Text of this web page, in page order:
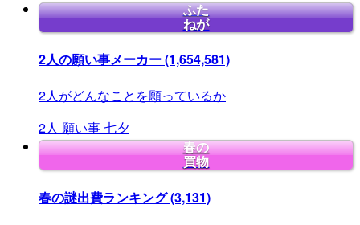
ふた
ねが
2人の願い事メーカー(1,654,581)
2人がどんなことを願っているか
2人 願い事七夕
春の
買物
春の謎出費ランキング(3,131)